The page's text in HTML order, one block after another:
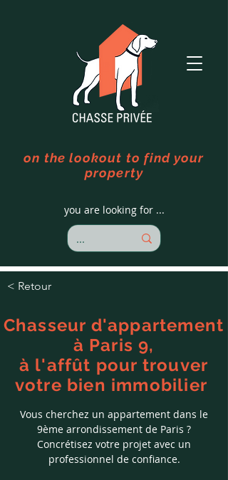
on the lookout to find your
property
you are looking for ...
< Retour
Chasseur d'appartement
à Paris 9,
à l'affût pour trouver
votre bien immobilier
Vous cherchez un appartement dans le
9ème arrondissement de Paris ?
Concrétisez votre projet avec un
professionnel de confiance.